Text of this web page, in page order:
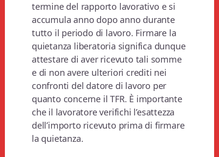
termine del rapporto lavorativo e si
accumula anno dopo anno durante
tutto il periodo di lavoro. Firmare la
quietanza liberatoria significa dunque
attestare di aver ricevuto tali somme
e di non avere ulteriori crediti nei
confronti del datore di lavoro per
quanto concerne il TFR. È importante
che il lavoratore verifichi l’esattezza
dell’importo ricevuto prima di firmare
la quietanza.